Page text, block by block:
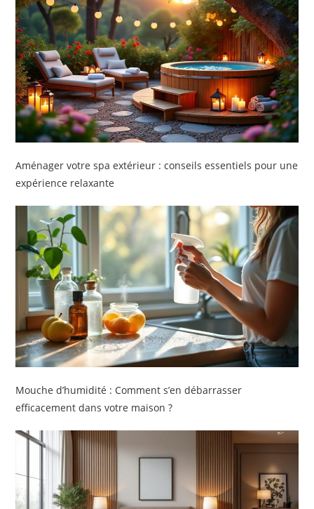
Aménager votre spa extérieur : conseils essentiels pour une
expérience relaxante
Mouche d’humidité : Comment s’en débarrasser
efficacement dans votre maison ?